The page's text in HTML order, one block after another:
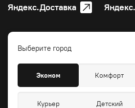
Яндекс.Доставка
Выберите город
Эконом Комфорт
Курьер Детский